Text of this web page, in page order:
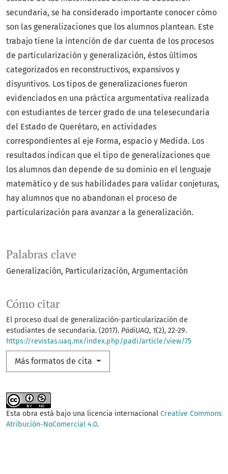
Palabras clave
Generalización Particularización Argumentación
Cómo citar
El proceso dual de generalización-particularización de
estudiantes de secundaria. (2017). PädiUAQ, 1(2), 22-29.
https://revistas.uaq.mx/index.php/padi/article/view/75
Más formatos de cita
secundaria, se ha considerado importante conocer cómo
son las generalizaciones que los alumnos plantean. Este
trabajo tiene la intención de dar cuenta de los procesos
de particularización y generalización, éstos últimos
categorizados en reconstructivos, expansivos y
disyuntivos. Los tipos de generalizaciones fueron
evidenciados en una práctica argumentativa realizada
con estudiantes de tercer grado de una telesecundaria
del Estado de Querétaro, en actividades
correspondientes al eje Forma, espacio y Medida. Los
resultados indican que el tipo de generalizaciones que
los alumnos dan depende de su dominio en el lenguaje
matemático y de sus habilidades para validar conjeturas,
hay alumnos que no abandonan el proceso de
particularización para avanzar a la generalización.
Esta obra está bajo una licencia internacional Creative Commons
Atribución-NoComercial 4.0.